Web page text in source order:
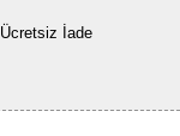
Ücretsiz İade